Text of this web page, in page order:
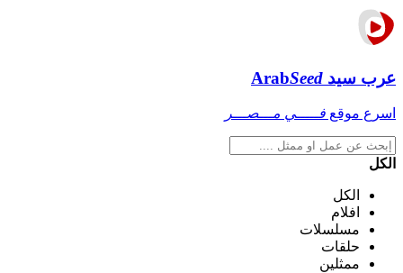
عرب سيد ArabSeed
اسرع موقع فـــــي مـــصـــر
الكل
الكل
افلام
مسلسلات
حلقات
ممثلين